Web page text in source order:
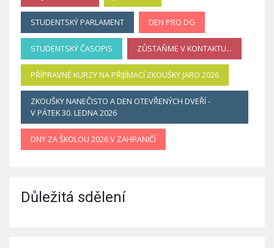
STUDENTSKÝ PARLAMENT DEN PRO DG
STUDENTSKÝ ČASOPIS ZŮSTAŇME V KONTAKTU...
PŘÍPRAVNÉ KURZY NA PŘIJÍMACÍ ZKOUŠKY JARO 2026
ZKOUŠKY NANEČISTO A DEN OTEVŘENÝCH DVEŘÍ -
V PÁTEK 30. LEDNA 2026
DNY ZA ŠKOLOU 2026 V ZAHRANIČÍ
Důležitá sdělení